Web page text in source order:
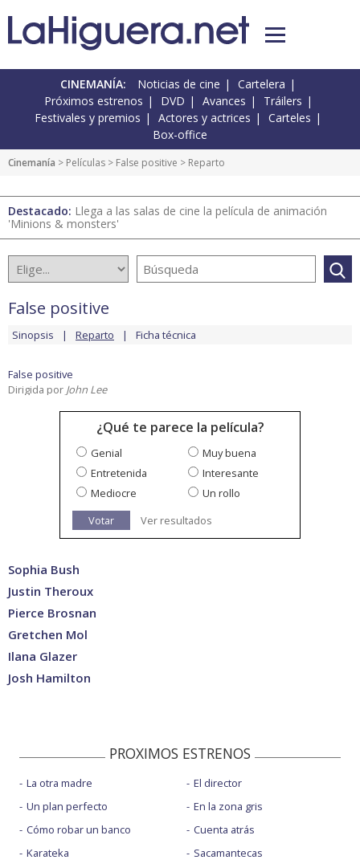
CINEMANÍA: Noticias de cine
Cartelera
Próximos estrenos
DVD Avances
Tráilers
Festivales y premios
Actores y actrices
Carteles
Box-office
Cinemanía > Películas > False positive > Reparto
Destacado: Llega a las salas de cine la película de animación
'Minions & monsters'
False positive
Sinopsis Reparto Ficha técnica
False positive
Dirigida por John Lee
¿Qué te parece la película?
Genial
Muy buena
Entretenida
Interesante
Mediocre
Un rollo
Votar
Ver resultados
Sophia Bush
Justin Theroux
Pierce Brosnan
Gretchen Mol
Ilana Glazer
Josh Hamilton
PROXIMOS ESTRENOS
La otra madre
Un plan perfecto
Cómo robar un banco
Karateka
El director
En la zona gris
Cuenta atrás
Sacamantecas